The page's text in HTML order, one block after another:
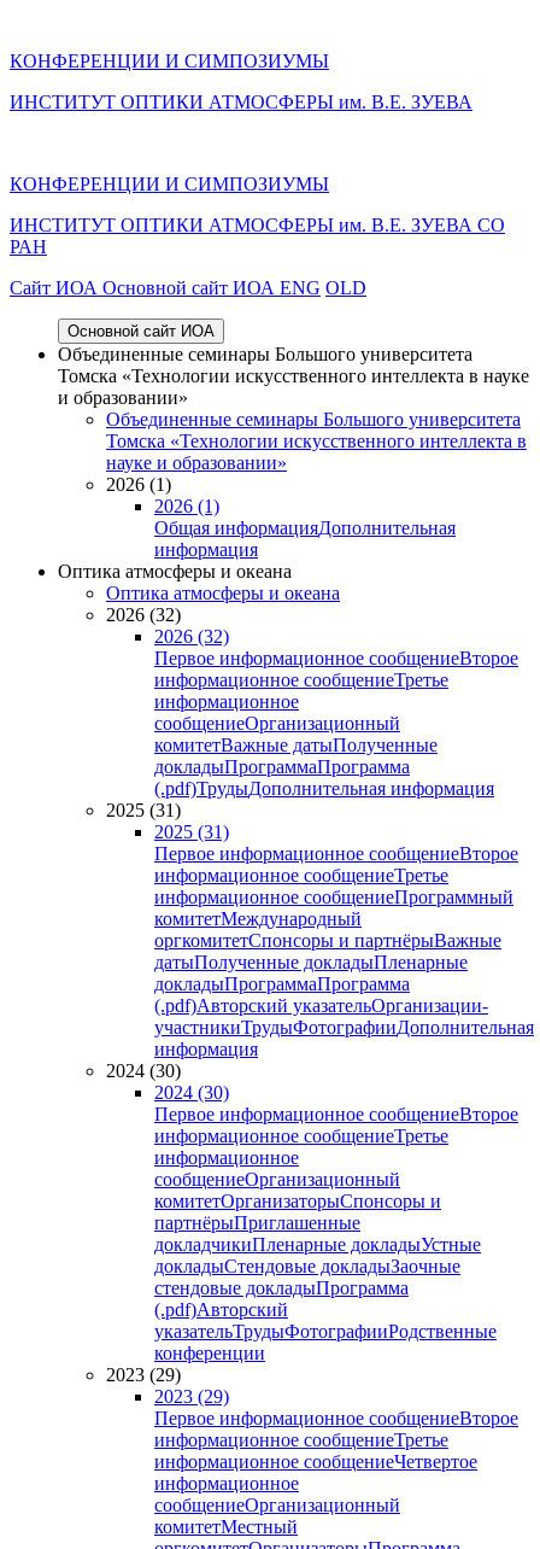
КОНФЕРЕНЦИИ И СИМПОЗИУМЫ
ИНСТИТУТ ОПТИКИ АТМОСФЕРЫ им. В.Е. ЗУЕВА
КОНФЕРЕНЦИИ И СИМПОЗИУМЫ
ИНСТИТУТ ОПТИКИ АТМОСФЕРЫ им. В.Е. ЗУЕВА СО
РАН
Cайт ИОА Основной сайт ИОА ENG OLD
Основной сайт ИОА
Объединенные семинары Большого университета
Томска «Технологии искусственного интеллекта в науке
и образовании»
Объединенные семинары Большого университета
Томска «Технологии искусственного интеллекта в
науке и образовании»
2026 (1)
2026 (1)
Общая информацияДополнительная
информация
Оптика атмосферы и океана
Оптика атмосферы и океана
2026 (32)
2026 (32)
Первое информационное сообщениеВторое
информационное сообщениеТретье
информационное
сообщениеОрганизационный
комитетВажные датыПолученные
докладыПрограммаПрограмма
(.pdf)ТрудыДополнительная информация
2025 (31)
2025 (31)
Первое информационное сообщениеВторое
информационное сообщениеТретье
информационное сообщениеПрограммный
комитетМеждународный
оргкомитетСпонсоры и партнёрыВажные
датыПолученные докладыПленарные
докладыПрограммаПрограмма
(.pdf)Авторский указательОрганизации-
участникиТрудыФотографииДополнительная
информация
2024 (30)
2024 (30)
Первое информационное сообщениеВторое
информационное сообщениеТретье
информационное
сообщениеОрганизационный
комитетОрганизаторыСпонсоры и
партнёрыПриглашенные
докладчикиПленарные докладыУстные
докладыСтендовые докладыЗаочные
стендовые докладыПрограмма
(.pdf)Авторский
указательТрудыФотографииРодственные
конференции
2023 (29)
2023 (29)
Первое информационное сообщениеВторое
информационное сообщениеТретье
информационное сообщениеЧетвертое
информационное
сообщениеОрганизационный
комитетМестный